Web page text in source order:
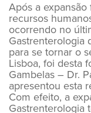
Após a
recursos
ocorrendo no
Gastrenterologia
para se tornar o
Lisboa, foi desta
Gambelas – Dr.
apresentou esta
Com efeito, a
Gastrenterologia